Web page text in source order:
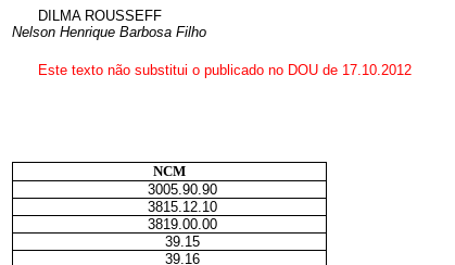
DILMA ROUSSEFF
Nelson Henrique Barbosa Filho
Este texto não substitui o publicado no DOU de 17.10.2012
NCM
3005.90.90
3815.12.10
3819.00.00
39.15
39.16